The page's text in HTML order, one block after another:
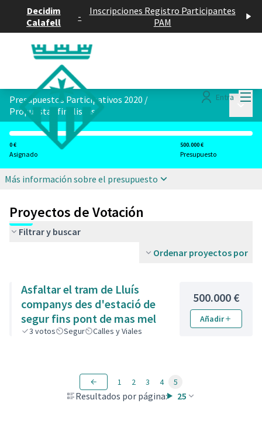
Decidim
Calafell
-
Inscripciones Registro Participantes
PAM
Entra
Presupuestos Participativos 2020 /
Propuestas finalistas
0 €
Asignado
500.000 €
Presupuesto
Más información sobre el presupuesto
Proyectos de Votación
Filtrar y buscar
Ordenar proyectos por
Asfaltar el tram de Lluís
companys des d'estació de
segur fins pont de mas mel
3 votos Segur Calles y Viales
500.000 €
Añadir
Resultados por página: 25
1 2 3 4 5